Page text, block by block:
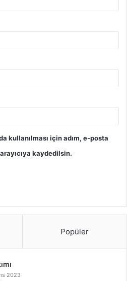
kullanılması için adım, e-posta
kaydedilsin.
Popüler
2023